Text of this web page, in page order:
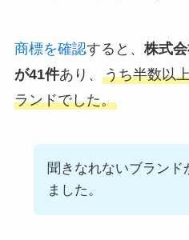
商標を確認すると、 株式
が41件あり、 うち半数以
ランドでした。
聞きなれないブランド
ました。